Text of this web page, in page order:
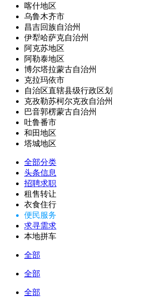
喀什地区
乌鲁木齐市
昌吉回族自治州
伊犁哈萨克自治州
阿克苏地区
阿勒泰地区
博尔塔拉蒙古自治州
克拉玛依市
自治区直辖县级行政区划
克孜勒苏柯尔克孜自治州
巴音郭楞蒙古自治州
吐鲁番市
和田地区
塔城地区
全部分类
头条信息
招聘求职
租售转让
衣食住行
便民服务
求寻需求
本地拼车
全部
全部
全部